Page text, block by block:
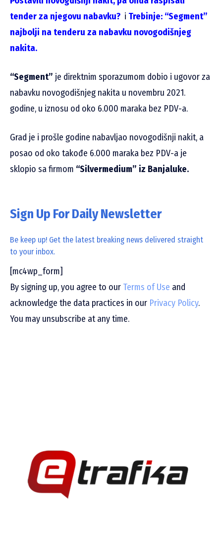
tender za njegovu nabavku? i Trebinje: “Segment”
najbolji na tenderu za nabavku novogodišnjeg
nakita.
“Segment” je direktnim sporazumom dobio i ugovor za
nabavku novogodišnjeg nakita u novembru 2021.
godine, u iznosu od oko 6.000 maraka bez PDV-a.
Grad je i prošle godine nabavljao novogodišnji nakit, a
posao od oko takođe 6.000 maraka bez PDV-a je
sklopio sa firmom “Silvermedium” iz Banjaluke.
Sign Up For Daily Newsletter
Be keep up! Get the latest breaking news delivered straight
to your inbox.
[mc4wp_form]
By signing up, you agree to our Terms of Use and
acknowledge the data practices in our Privacy Policy.
You may unsubscribe at any time.